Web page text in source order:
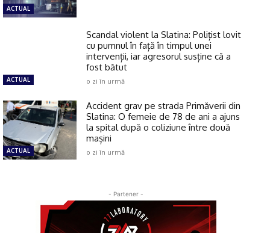
ACTUAL
ACTUAL
Scandal violent la Slatina: Polițist lovit
cu pumnul în față în timpul unei
intervenții, iar agresorul susține că a
fost bătut
o zi în urmă
ACTUAL
Accident grav pe strada Primăverii din
Slatina: O femeie de 78 de ani a ajuns
la spital după o coliziune între două
mașini
o zi în urmă
- Partener -